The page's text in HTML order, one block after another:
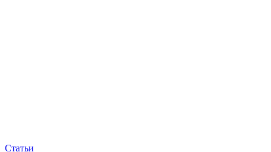
Статьи